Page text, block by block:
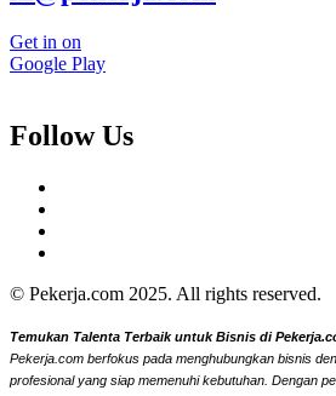
Get in on
Google Play
Follow Us
© Pekerja.com 2025. All rights reserved.
Temukan Talenta Terbaik untuk Bisnis di
Pekerja.com berfokus pada menghubungkan bisnis
profesional yang siap memenuhi kebutuhan. Dengan